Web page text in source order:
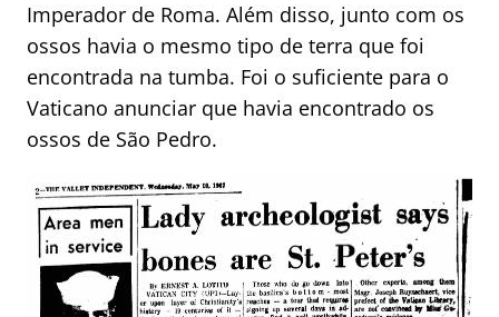
Imperador de Roma. Além disso, junto com os
ossos havia o mesmo tipo de terra que foi
encontrada na tumba. Foi o suficiente para o
Vaticano anunciar que havia encontrado os
ossos de São Pedro.